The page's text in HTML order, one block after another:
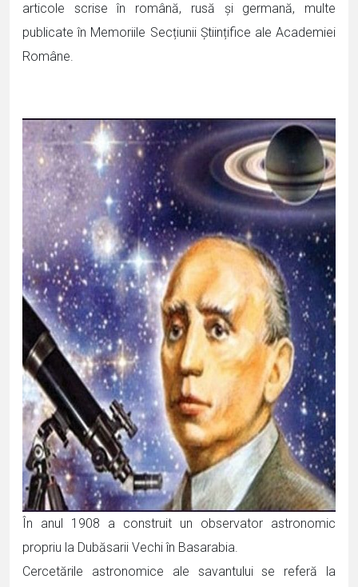
articole scrise în română, rusă și germană, multe
publicate în Memoriile Secțiunii Științifice ale Academiei
Române.
În anul 1908 a construit un observator astronomic
propriu la Dubăsarii Vechi în Basarabia.
Cercetările astronomice ale savantului se referă la